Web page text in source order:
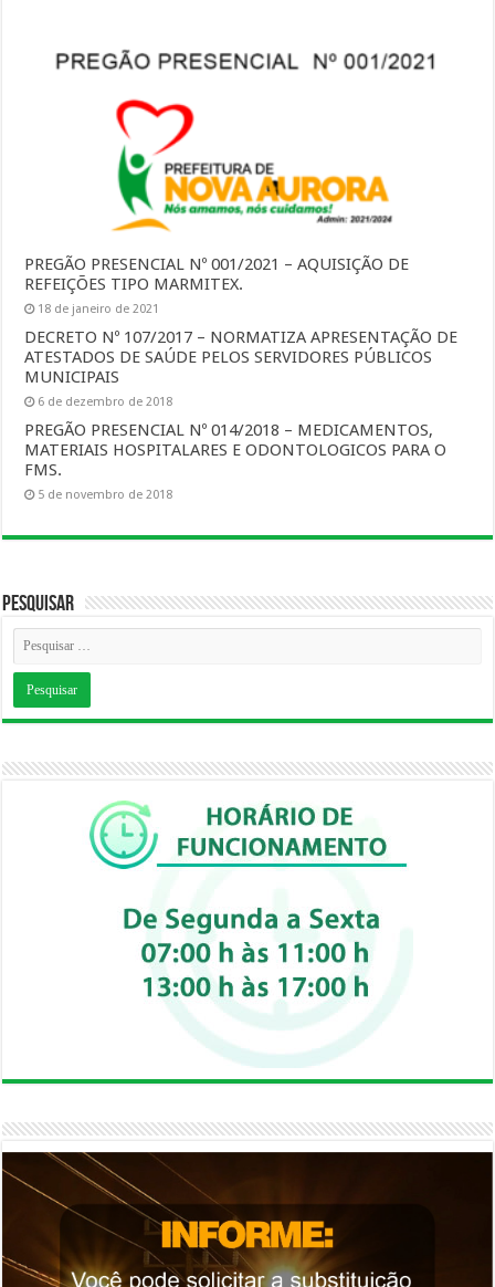
PREGÃO PRESENCIAL Nº 001/2021 – AQUISIÇÃO DE
REFEIÇÕES TIPO MARMITEX.
18 de janeiro de 2021
DECRETO Nº 107/2017 – NORMATIZA APRESENTAÇÃO DE
ATESTADOS DE SAÚDE PELOS SERVIDORES PÚBLICOS
MUNICIPAIS
6 de dezembro de 2018
PREGÃO PRESENCIAL Nº 014/2018 – MEDICAMENTOS,
MATERIAIS HOSPITALARES E ODONTOLOGICOS PARA O
FMS.
5 de novembro de 2018
Pesquisar